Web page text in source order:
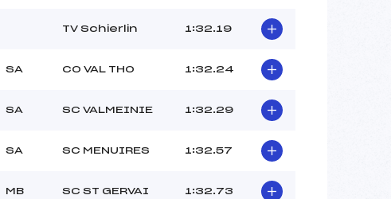
TV Schierlin 1:32.19
SA CO VAL THO 1:32.24
SA SC VALMEINIE 1:32.29
SA SC MENUIRES 1:32.57
MB SC ST GERVAI 1:32.73